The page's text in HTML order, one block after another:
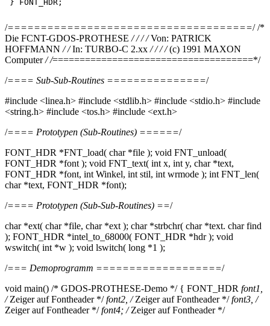
/=====================================/ /*
Die FCNT-GDOS-PROTHESE / / / /Von: PATRICK
HOFFMANN / /In: TURBO-C 2.xx / / / /(c) 1991 MAXON
Computer/ /=====================================*/
/==== Sub-Sub-Routines ===============/
#include <linea.h> #include <stdlib.h> #include <stdio.h> #include
<string.h> #include <tos.h> #include <ext.h>
/==== Prototypen (Sub-Routines) ======/
FONT_HDR *FNT_load( char *file ); void FNT_unload(
FONT_HDR *font ); void FNT_text( int x, int y, char *text,
FONT_HDR *font, int Winkel, int stil, int wrmode ); int FNT_len(
char *text, FONT_HDR *font);
/==== Prototypen (Sub-Sub-Routines) ==/
char *ext( char *file, char *ext ); char *strbchr( char *text. char find
); FONT_HDR *intel_to_68000( FONT_HDR *hdr ); void
wswitch( int *w ); void lswitch( long *1 );
/=== Demoprogramm ===================/
void main() /* GDOS-PROTHESE-Demo */ { FONT_HDR font1,
/Zeiger auf Fontheader */font2, /Zeiger auf Fontheader */font3, /
Zeiger auf Fontheader */font4; /Zeiger auf Fontheader */